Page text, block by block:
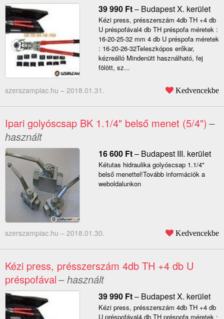
39 990 Ft– Budapest X. kerület
Kézi press, présszerszám 4db TH +4 db
U préspofával4 db TH préspofa méretek :
16-20-25-32 mm 4 db U préspofa méretek
: 16-20-26-32Teleszkópos erőkar,
kézreálló Mindenütt használható, fej
fölött, sz...
szerszampiac.hu – 2018.01.31. Kedvencekbe
Ipari golyóscsap BK 1.1/4" belső menet (5/4") –
használt
16 600 Ft– Budapest III. kerület
Kétutas hidraulika golyóscsap 1.1/4"
belső menettel!Tovább információk a
weboldalunkon
szerszampiac.hu – 2018.01.30. Kedvencekbe
Kézi press, présszerszám 4db TH +4 db U
préspofával– használt
39 990 Ft– Budapest X. kerület
Kézi press, présszerszám 4db TH +4 db
U préspofával4 db TH préspofa méretek :